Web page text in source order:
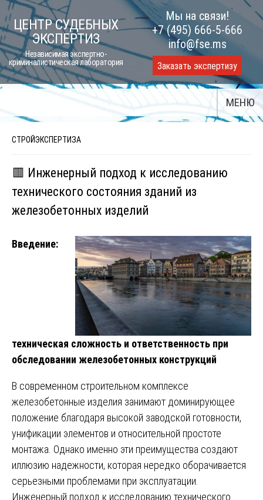
Skip
to
content
ЦЕНТР СУДЕБНЫХ
ЭКСПЕРТИЗ
Независимая экспертно-
криминалистическая лаборатория
Мы на связи!
+7 (495) 666-5-666
info@fse.ms
Заказать экспертизу
МЕНЮ
СТРОЙЭКСПЕРТИЗА
🟥 Инженерный подход к исследованию
технического состояния зданий из
железобетонных изделий
Введение:
техническая сложность и ответственность при
обследовании железобетонных конструкций
В современном строительном комплексе
железобетонные изделия занимают доминирующее
положение благодаря высокой заводской готовности,
унификации элементов и относительной простоте
монтажа. Однако именно эти преимущества создают
иллюзию надежности, которая нередко оборачивается
серьезными проблемами при эксплуатации.
Инженерный подход к исследованию технического